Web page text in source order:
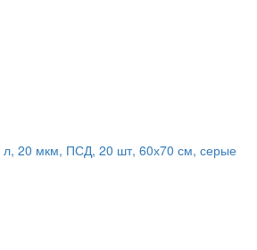
20 мкм, ПСД, 20 шт, 60х70 см, серые